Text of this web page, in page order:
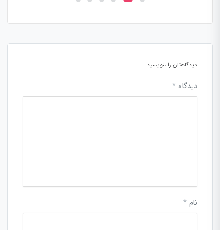
دیدگاهتان را بنویسید
دیدگاه *
نام *